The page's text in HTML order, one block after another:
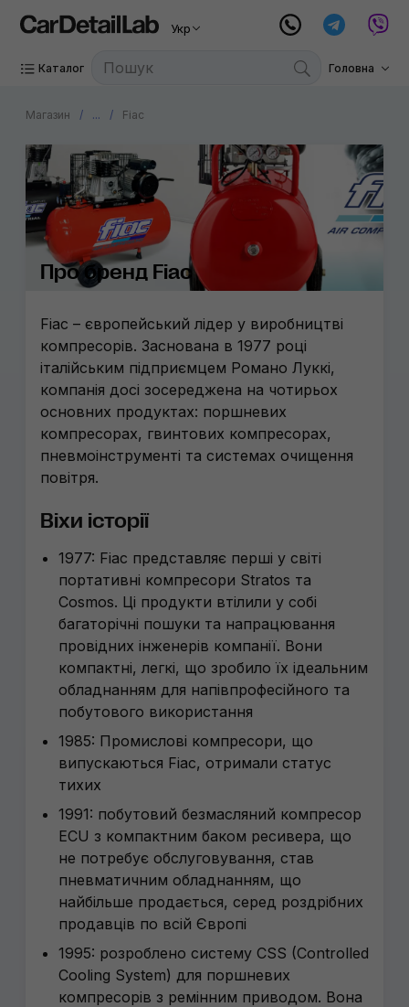
Укр
Каталог Головна
Магазин ... Fiac
Про бренд Fiac
Fiac – європейський лідер у виробництві
компресорів. Заснована в 1977 році
італійським підприємцем Романо Луккі,
компанія досі зосереджена на чотирьох
основних продуктах: поршневих
компресорах, гвинтових компресорах,
пневмоінструменті та системах очищення
повітря.
Віхи історії
1977: Fiac представляє перші у світі
портативні компресори Stratos та
Cosmos. Ці продукти втілили у собі
багаторічні пошуки та напрацювання
провідних інженерів компанії. Вони
компактні, легкі, що зробило їх ідеальним
обладнанням для напівпрофесійного та
побутового використання
1985: Промислові компресори, що
випускаються Fiac, отримали статус
тихих
1991: побутовий безмасляний компресор
ECU з компактним баком ресивера, що
не потребує обслуговування, став
пневматичним обладнанням, що
найбільше продається, серед роздрібних
продавців по всій Європі
1995: розроблено систему CSS (Controlled
Cooling System) для поршневих
компресорів з ремінним приводом. Вона